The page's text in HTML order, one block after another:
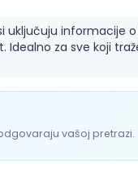
uključuju informacije
za sve koji
vašoj pretrazi.